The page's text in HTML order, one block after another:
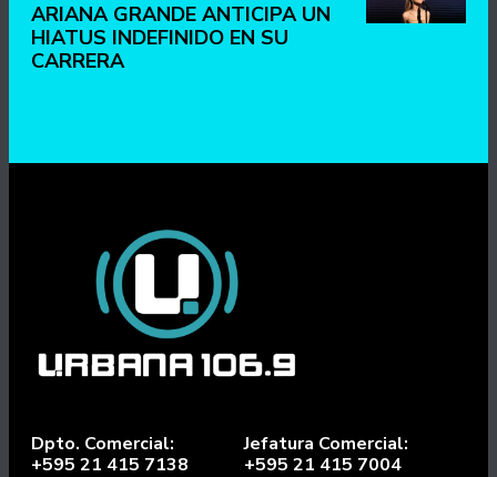
ARIANA GRANDE ANTICIPA UN
HIATUS INDEFINIDO EN SU
CARRERA
Dpto. Comercial:
+595 21 415 7138
Jefatura Comercial:
+595 21 415 7004